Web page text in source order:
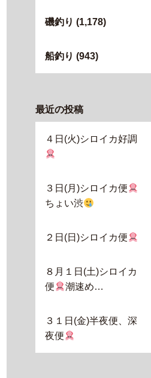
磯釣り (1,178)
船釣り (943)
最近の投稿
４日(火)シロイカ好調
３日(月)シロイカ便
ちょい渋
２日(日)シロイカ便
８月１日(土)シロイカ
便
潮速め…
３１日(金)半夜便、深
夜便